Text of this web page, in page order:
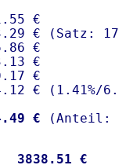
€
€ (Satz:
€
€
€
€ ( 1.41%/
€
3838.51 €